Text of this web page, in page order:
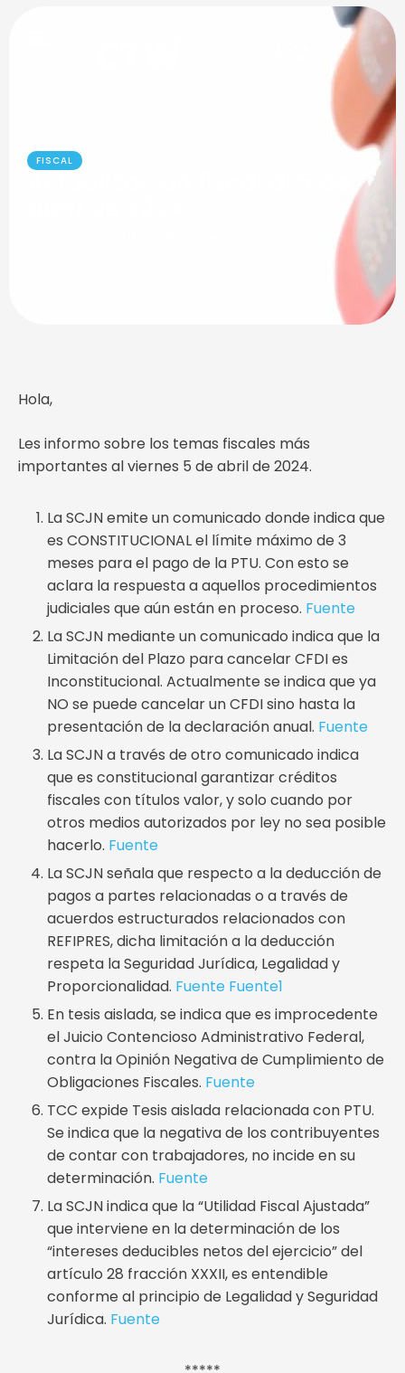
FISCAL
Hola,
Les informo sobre los temas fiscales más
importantes al viernes 5 de abril de 2024.
La SCJN emite un comunicado donde indica que
es CONSTITUCIONAL el límite máximo de 3
meses para el pago de la PTU. Con esto se
aclara la respuesta a aquellos procedimientos
judiciales que aún están en proceso. Fuente
La SCJN mediante un comunicado indica que la
Limitación del Plazo para cancelar CFDI es
Inconstitucional. Actualmente se indica que ya
NO se puede cancelar un CFDI sino hasta la
presentación de la declaración anual. Fuente
La SCJN a través de otro comunicado indica
que es constitucional garantizar créditos
fiscales con títulos valor, y solo cuando por
otros medios autorizados por ley no sea posible
hacerlo. Fuente
La SCJN señala que respecto a la deducción de
pagos a partes relacionadas o a través de
acuerdos estructurados relacionados con
REFIPRES, dicha limitación a la deducción
respeta la Seguridad Jurídica, Legalidad y
Proporcionalidad. Fuente Fuente1
En tesis aislada, se indica que es improcedente
el Juicio Contencioso Administrativo Federal,
contra la Opinión Negativa de Cumplimiento de
Obligaciones Fiscales. Fuente
TCC expide Tesis aislada relacionada con PTU.
Se indica que la negativa de los contribuyentes
de contar con trabajadores, no incide en su
determinación. Fuente
La SCJN indica que la “Utilidad Fiscal Ajustada”
que interviene en la determinación de los
“intereses deducibles netos del ejercicio” del
artículo 28 fracción XXXII, es entendible
conforme al principio de Legalidad y Seguridad
Jurídica. Fuente